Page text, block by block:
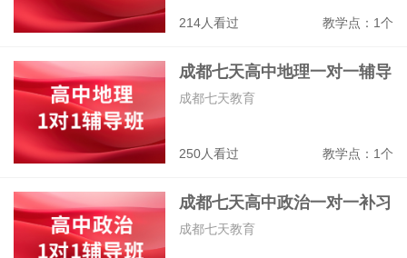
214人看过 教学点：1个
成都七天高中地理一对一辅导
班
250人看过 教学点：1个
成都七天教育
成都七天高中政治一对一补习
班
成都七天教育